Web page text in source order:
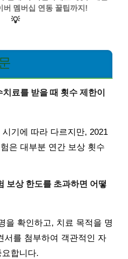
버 멤버십 연동 꿀팁까지!
💡
료를 받을 때 횟수 제한이
기에 따라 다르지만, 2021
은 대부분 연간 보상 횟수
보상 한도를 초과하면 어떻
을 확인하고, 치료 목적을 명
서를 첨부하여 객관적인 자
합니다.